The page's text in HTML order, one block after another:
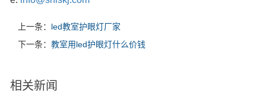
上一条： led教室护眼灯厂家
下一条： 教室用led护眼灯什么价钱
相关新闻